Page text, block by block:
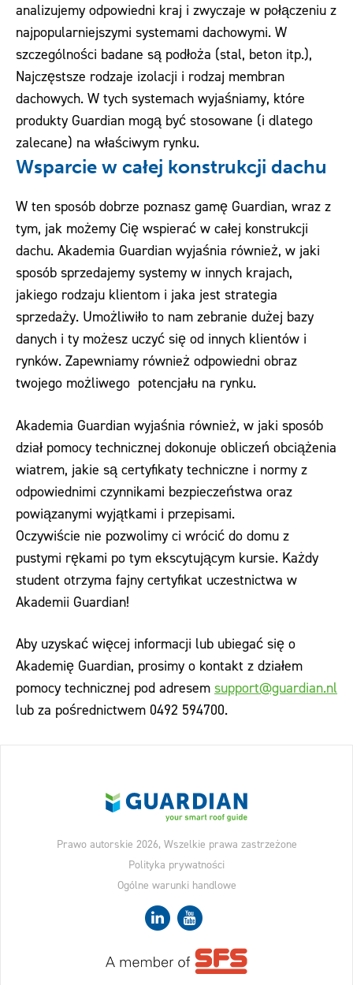
analizujemy odpowiedni kraj i zwyczaje w połączeniu z
najpopularniejszymi systemami dachowymi. W
szczególności badane są podłoża (stal, beton itp.),
Najczęstsze rodzaje izolacji i rodzaj membran
dachowych. W tych systemach wyjaśniamy, które
produkty Guardian mogą być stosowane (i dlatego
zalecane) na właściwym rynku.
Wsparcie w całej konstrukcji dachu
W ten sposób dobrze poznasz gamę Guardian, wraz z
tym, jak możemy Cię wspierać w całej konstrukcji
dachu. Akademia Guardian wyjaśnia również, w jaki
sposób sprzedajemy systemy w innych krajach,
jakiego rodzaju klientom i jaka jest strategia
sprzedaży. Umożliwiło to nam zebranie dużej bazy
danych i ty możesz uczyć się od innych klientów i
rynków. Zapewniamy również odpowiedni obraz
twojego możliwego potencjału na rynku.
Akademia Guardian wyjaśnia również, w jaki sposób
dział pomocy technicznej dokonuje obliczeń obciążenia
wiatrem, jakie są certyfikaty techniczne i normy z
odpowiednimi czynnikami bezpieczeństwa oraz
powiązanymi wyjątkami i przepisami.
Oczywiście nie pozwolimy ci wrócić do domu z
pustymi rękami po tym ekscytującym kursie. Każdy
student otrzyma fajny certyfikat uczestnictwa w
Akademii Guardian!
Aby uzyskać więcej informacji lub ubiegać się o
Akademię Guardian, prosimy o kontakt z działem
pomocy technicznej pod adresem support@guardian.nl
lub za pośrednictwem 0492 594700.
Prawo autorskie 2026, Wszelkie prawa zastrzeżone
Polityka prywatności
Ogólne warunki handlowe